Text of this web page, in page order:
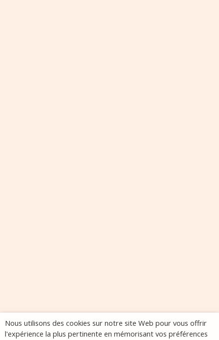
Nous utilisons des cookies sur notre site Web pour vous offrir
l'expérience la plus pertinente en mémorisant vos préférences